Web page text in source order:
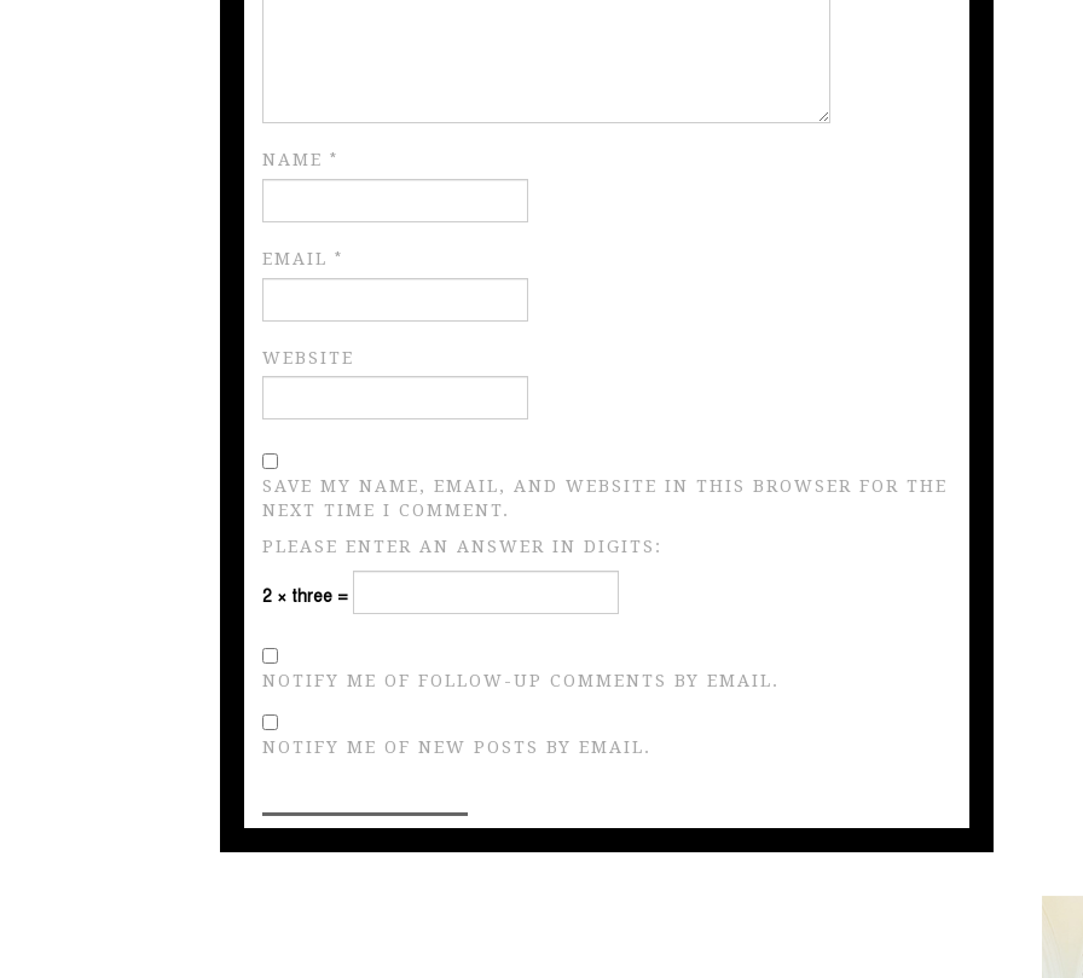
NAME *
EMAIL *
WEBSITE
SAVE MY NAME, EMAIL, AND WEBSITE IN THIS BROWSER FOR THE
NEXT TIME I COMMENT.
PLEASE ENTER AN ANSWER IN DIGITS:
2 × three =
NOTIFY ME OF FOLLOW-UP COMMENTS BY EMAIL.
NOTIFY ME OF NEW POSTS BY EMAIL.